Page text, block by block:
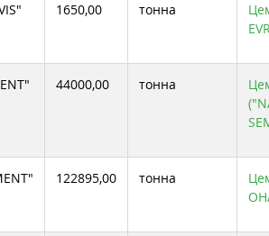
1650,00 тонна
44000,00 тонна
122895,00 тонна